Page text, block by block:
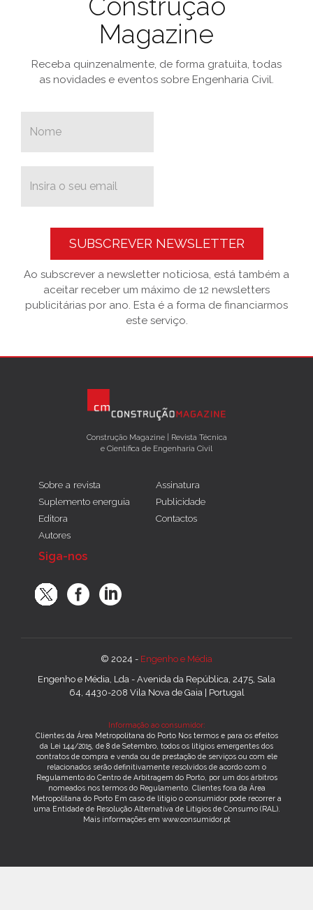
Magazine
Receba quinzenalmente, de forma gratuita, todas
as novidades e eventos sobre Engenharia Civil.
SUBSCREVER NEWSLETTER
Ao subscrever a newsletter noticiosa, está também a
aceitar receber um máximo de 12 newsletters
publicitárias por ano. Esta é a forma de financiarmos
este serviço.
Construção Magazine | Revista Técnica
e Científica de Engenharia Civil
Sobre a revista
Suplemento energuia
Editora
Autores
Assinatura
Publicidade
Contactos
Siga-nos
© 2024 - Engenho e Média
Engenho e Média, Lda - Avenida da República, 2475, Sala
64, 4430-208 Vila Nova de Gaia | Portugal
Informação ao consumidor:
Clientes da Área Metropolitana do Porto Nos termos e para os efeitos
da Lei 144/2015, de 8 de Setembro, todos os litígios emergentes dos
contratos de compra e venda ou de prestação de serviços ou com ele
relacionados serão definitivamente resolvidos de acordo com o
Regulamento do Centro de Arbitragem do Porto, por um dos árbitros
nomeados nos termos do Regulamento. Clientes fora da Área
Metropolitana do Porto Em caso de litígio o consumidor pode recorrer a
uma Entidade de Resolução Alternativa de Litígios de Consumo (RAL).
Mais informações em www.consumidor.pt